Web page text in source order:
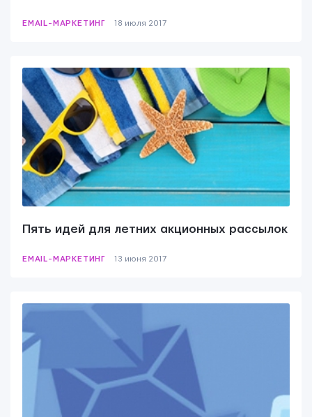
EMAIL-МАРКЕТИНГ 18 июля 2017
Пять идей для летних акционных рассылок
EMAIL-МАРКЕТИНГ 13 июня 2017